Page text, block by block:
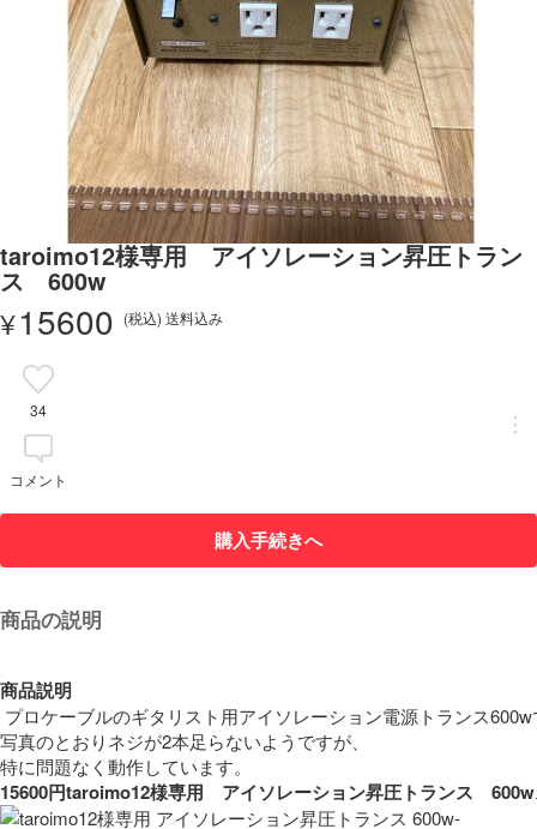
taroimo12様専用 アイソレーション昇圧トラン
ス 600w
¥15600 (税込) 送料込み
34
コメント
購入手続きへ
商品の説明
商品説明
プロケーブルのギタリスト用アイソレーション電源トランス
写真のとおりネジが2本足らないようですが、
15600円taroimo12様専用　アイソレーション昇圧トランス　